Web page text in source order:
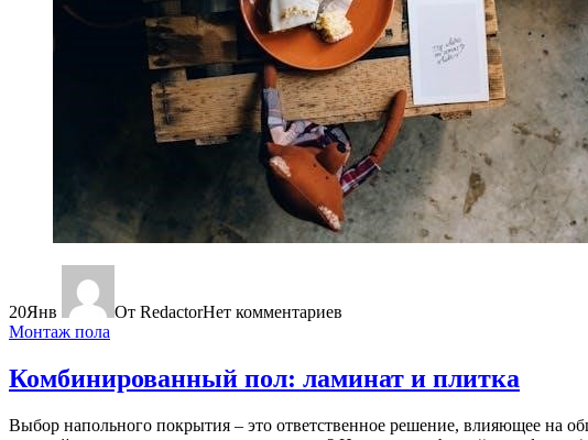
20Янв От RedactorНет комментариев
Монтаж пола
Комбинированный пол: ламинат и плитка
Выбор напольного покрытия – это ответственное решение, влияющее на